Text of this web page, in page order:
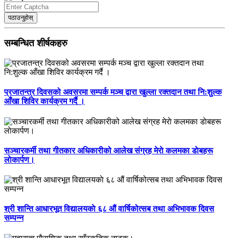
पठाउनुहोस्
सम्बन्धित शीर्षकहरु
प्रजातन्त्र दिवसको अवसरमा सम्पर्क मञ्च द्वारा खुल्ला रक्तदान तथा नि:शुल्क
आँखा शिविर कार्यक्रम गर्दै ।
सञ्चारकर्मी तथा गीतकार अधिकारीको आलेख संग्रह मेराे कलमका डाेबहरू
लाेकार्पण।
श्री शान्ति आधारभूत विद्यालयकाे ६८ औं वार्षिकोत्सब तथा अभिभावक दिवस
सम्पन्न